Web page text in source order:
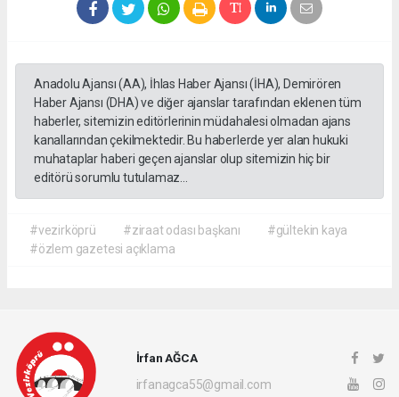
Anadolu Ajansı (AA), İhlas Haber Ajansı (İHA), Demirören
Haber Ajansı (DHA) ve diğer ajanslar tarafından eklenen tüm
haberler, sitemizin editörlerinin müdahalesi olmadan ajans
kanallarından çekilmektedir. Bu haberlerde yer alan hukuki
muhataplar haberi geçen ajanslar olup sitemizin hiç bir
editörü sorumlu tutulamaz...
#vezirköprü #ziraat odası başkanı
#gültekin kaya
#özlem gazetesi açıklama
İrfan AĞCA
irfanagca55@gmail.com